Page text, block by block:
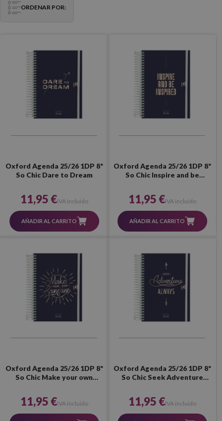
ORDENAR POR:
Oxford Agenda 25/26 1DP 8º
So Chic Dare to Dream
11,95 €IVA incluido
AÑADIR AL CARRITO
Oxford Agenda 25/26 1DP 8º
So Chic Inspire and be
11,95 €IVA incluido
AÑADIR AL CARRITO
Oxford Agenda 25/26 1DP 8º
So Chic Make your own
11,95 €IVA incluido
Oxford Agenda 25/26 1DP 8º
So Chic Seek Adventure
11,95 €IVA incluido